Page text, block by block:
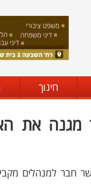
חינוך
את
חבר למנהלים